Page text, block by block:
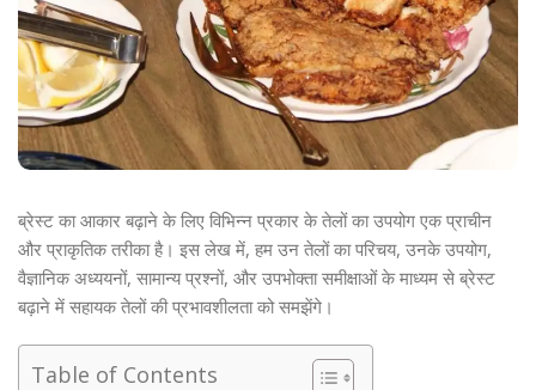
ब्रेस्ट का आकार बढ़ाने के लिए विभिन्न प्रकार के तेलों का उपयोग एक प्राचीन
और प्राकृतिक तरीका है। इस लेख में, हम उन तेलों का परिचय, उनके उपयोग,
वैज्ञानिक अध्ययनों, सामान्य प्रश्नों, और उपभोक्ता समीक्षाओं के माध्यम से ब्रेस्ट
बढ़ाने में सहायक तेलों की प्रभावशीलता को समझेंगे।
Table of Contents